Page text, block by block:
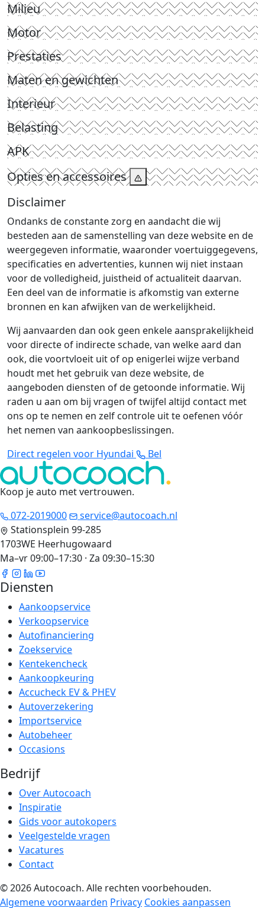
Milieu
Motor
Prestaties
Maten en gewichten
Interieur
Belasting
APK
Opties en accessoires
Disclaimer
Ondanks de constante zorg en aandacht die wij
besteden aan de samenstelling van deze website en de
weergegeven informatie, waaronder voertuiggegevens,
specificaties en advertenties, kunnen wij niet instaan
voor de volledigheid, juistheid of actualiteit daarvan.
Een deel van de informatie is afkomstig van externe
bronnen en kan afwijken van de werkelijkheid.
Wij aanvaarden dan ook geen enkele aansprakelijkheid
voor directe of indirecte schade, van welke aard dan
ook, die voortvloeit uit of op enigerlei wijze verband
houdt met het gebruik van deze website, de
aangeboden diensten of de getoonde informatie. Wij
raden u aan om bij vragen of twijfel altijd contact met
ons op te nemen en zelf controle uit te oefenen vóór
het nemen van aankoopbeslissingen.
Direct regelen voor Hyundai
Bel
Koop je auto met vertrouwen.
072-2019000
service@autocoach.nl
Stationsplein 99-285
1703WE Heerhugowaard
Ma–vr 09:00–17:30 · Za 09:30–15:30
Diensten
Aankoopservice
Verkoopservice
Autofinanciering
Zoekservice
Kentekencheck
Aankoopkeuring
Accucheck EV & PHEV
Autoverzekering
Importservice
Autobeheer
Occasions
Bedrijf
Over Autocoach
Inspiratie
Gids voor autokopers
Veelgestelde vragen
Vacatures
Contact
© 2026 Autocoach. Alle rechten voorbehouden.
Algemene voorwaarden Privacy Cookies aanpassen